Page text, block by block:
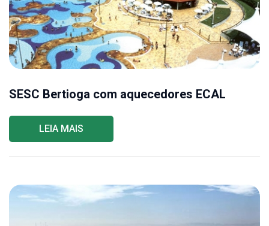
SESC Bertioga com aquecedores ECAL
LEIA MAIS